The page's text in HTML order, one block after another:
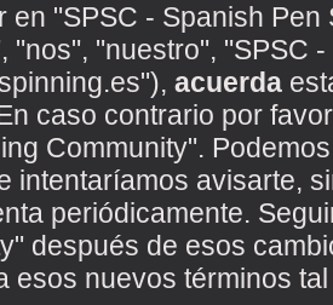
en "SPSC - Spanish
"nos", "nuestro", "SPSC
acuerda
caso contrario por
Community".
intentaríamos avisarte,
periódicamente.
después de esos
esos nuevos términos